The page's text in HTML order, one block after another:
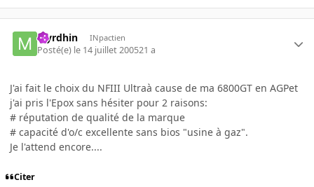
Myrdhin INpactien
Posté(e) le 14 juillet 200521 a
J'ai fait le choix du NFIII Ultraà cause de ma 6800GT en AGPet
j'ai pris l'Epox sans hésiter pour 2 raisons:
# réputation de qualité de la marque
# capacité d'o/c excellente sans bios "usine à gaz".
Je l'attend encore....
Citer